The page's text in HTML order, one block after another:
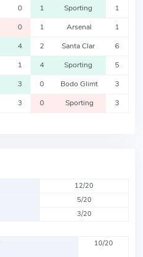
0 1 Sporting 1
0 1 Arsenal 1
4 2 Santa Clar 6
1 4 Sporting 5
3 0 Bodo Glimt 3
3 0 Sporting 3
12/20
5/20
3/20
10/20